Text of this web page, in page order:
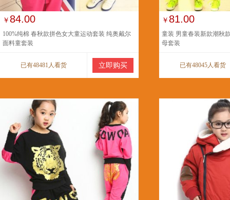
￥ 84.00
100%纯棉 春秋款拼色女大童运动套装 纯奥戴尔
面料童套装
已有48481人看货 立即购买
￥ 81.00
童装 男童春装新款潮秋
母套装
已有48045人看货